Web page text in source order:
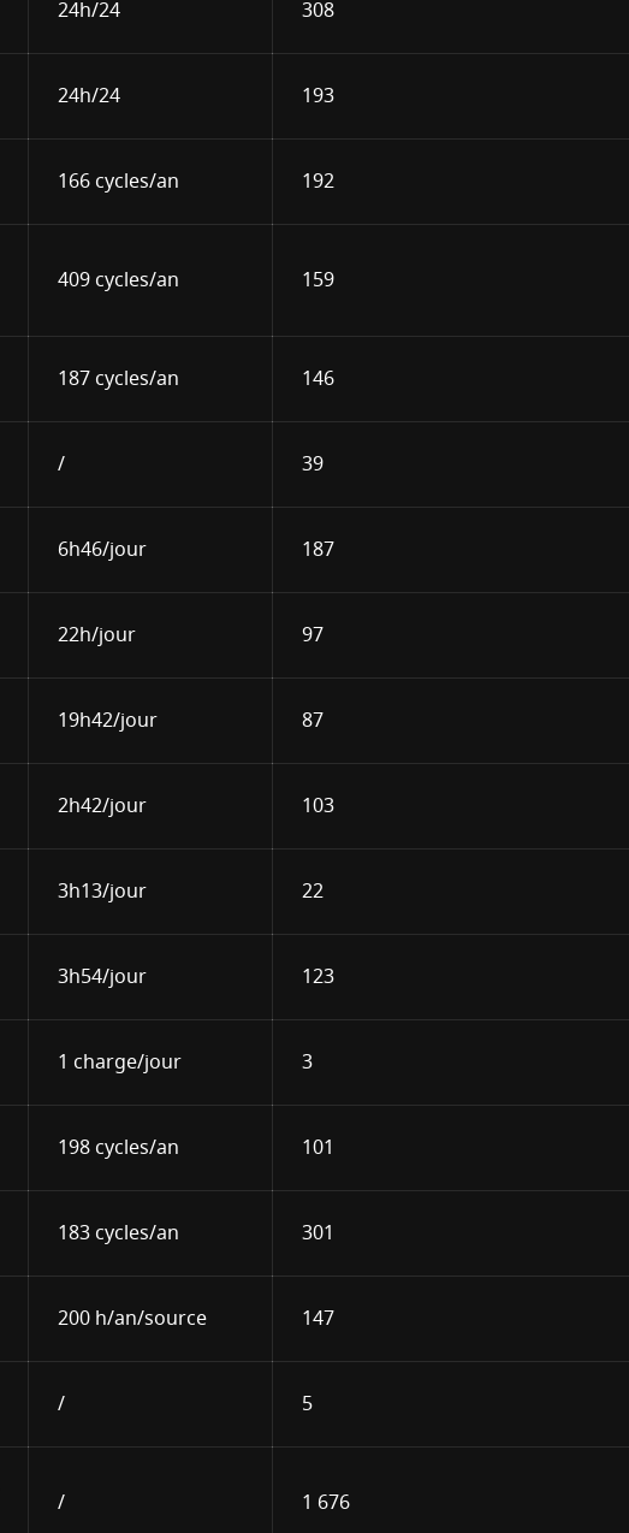
24h/24 308
24h/24 193
166 cycles/an 192
409 cycles/an 159
187 cycles/an 146
/ 39
6h46/jour 187
22h/jour 97
19h42/jour 87
2h42/jour 103
3h13/jour 22
3h54/jour 123
1 charge/jour 3
198 cycles/an 101
183 cycles/an 301
200 h/an/source 147
/ 5
/ 1 676